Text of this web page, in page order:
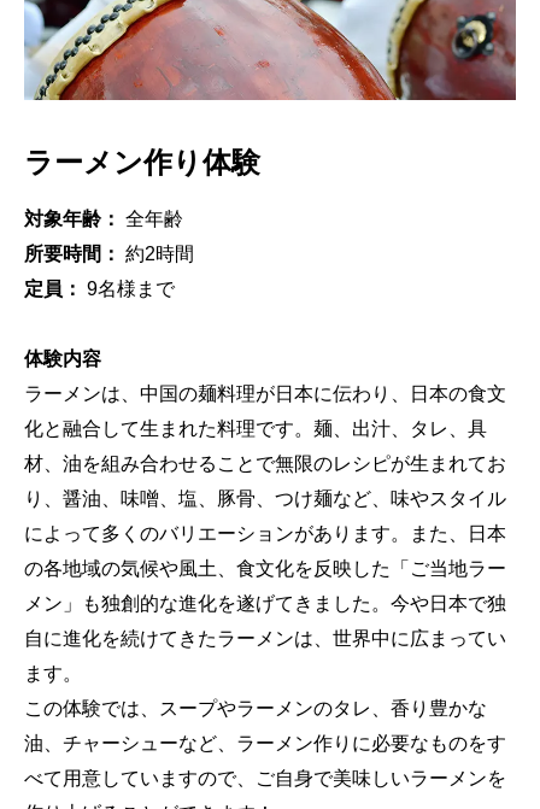
ラーメン作り体験
対象年齢： 全年齢
所要時間： 約2時間
定員： 9名様まで
体験内容
ラーメンは、中国の麺料理が日本に伝わり、日本の食文
化と融合して生まれた料理です。麺、出汁、タレ、具
材、油を組み合わせることで無限のレシピが生まれてお
り、醤油、味噌、塩、豚骨、つけ麺など、味やスタイル
によって多くのバリエーションがあります。また、日本
の各地域の気候や風土、食文化を反映した「ご当地ラー
メン」も独創的な進化を遂げてきました。今や日本で独
自に進化を続けてきたラーメンは、世界中に広まってい
ます。
この体験では、スープやラーメンのタレ、香り豊かな
油、チャーシューなど、ラーメン作りに必要なものをす
べて用意していますので、ご自身で美味しいラーメンを